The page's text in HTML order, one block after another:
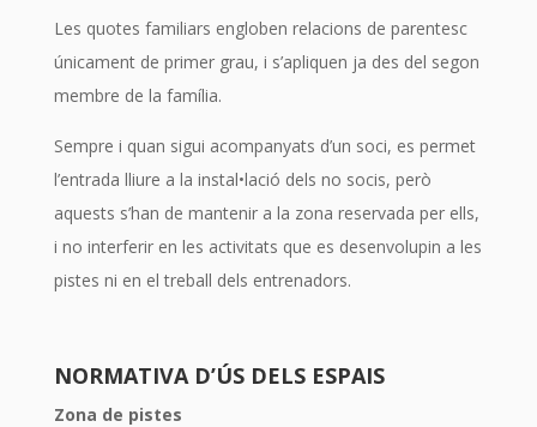
Les quotes familiars engloben relacions de parentesc
únicament de primer grau, i s’apliquen ja des del segon
membre de la família.
Sempre i quan sigui acompanyats d’un soci, es permet
l’entrada lliure a la instal•lació dels no socis, però
aquests s’han de mantenir a la zona reservada per ells,
i no interferir en les activitats que es desenvolupin a les
pistes ni en el treball dels entrenadors.
NORMATIVA D’ÚS DELS ESPAIS
Zona de pistes